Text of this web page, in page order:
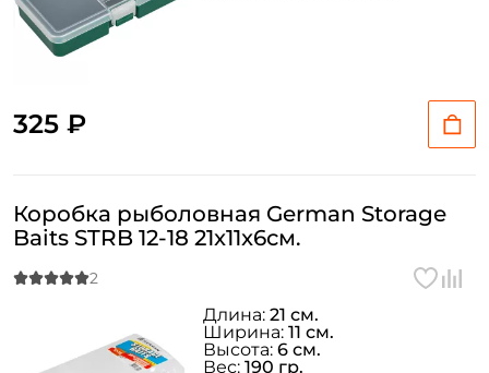
325 ₽
Коробка рыболовная German Storage
Baits STRB 12-18 21x11x6см.
Длина: 21 см.
Ширина: 11 см.
Высота: 6 см.
Вес: 190 гр.